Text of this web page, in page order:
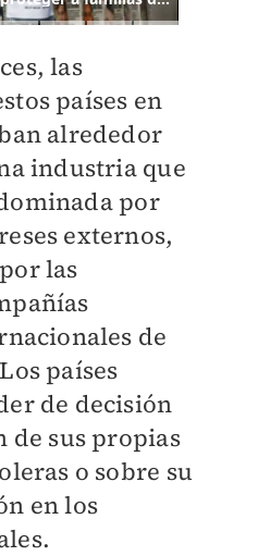
las
países en
alrededor
industria que
por
externos,
las
de
países
de decisión
de sus propias
o sobre su
en los